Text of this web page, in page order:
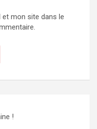
mon site dans le
!